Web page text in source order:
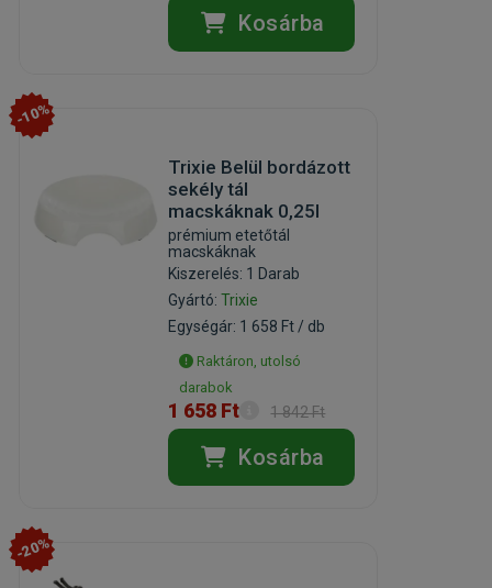
Kosárba
-10%
Trixie Belül bordázott
sekély tál
macskáknak 0,25l
prémium etetőtál
macskáknak
Kiszerelés: 1 Darab
Gyártó:Trixie
Egységár: 1 658 Ft / db
Raktáron, utolsó
darabok
1 658 Ft 1 842 Ft
Kosárba
-20%